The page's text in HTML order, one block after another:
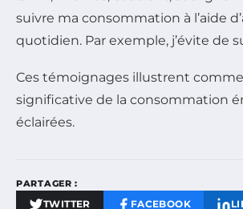
suivre ma consommation à l’aide
quotidien. Par exemple, j’évite de
Ces témoignages illustrent
significative de la consommation
éclairées.
PARTAGER :
TWITTER FACEBOOK